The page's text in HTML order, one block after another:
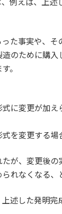
た事実や、
のために購
。
に変更が加え
を変更する場
が、変更後
れなくなる、
述した発明